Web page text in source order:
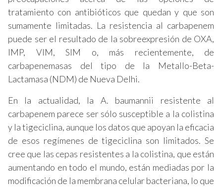
tratamiento con antibióticos que quedan y que son
sumamente limitadas. La resistencia al carbapenem
puede ser el resultado de la sobreexpresión de OXA,
IMP, VIM, SIM o, más recientemente, de
carbapenemasas del tipo de la Metallo-Beta-
Lactamasa (NDM) de Nueva Delhi.
En la actualidad, la A. baumannii resistente al
carbapenem parece ser sólo susceptible a la colistina
y la tigeciclina, aunque los datos que apoyan la eficacia
de esos regímenes de tigeciclina son limitados. Se
cree que las cepas resistentes a la colistina, que están
aumentando en todo el mundo, están mediadas por la
modificación de la membrana celular bacteriana, lo que